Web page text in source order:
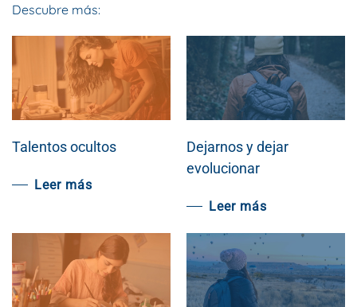
Descubre más:
Talentos ocultos
Leer más
Dejarnos y dejar
evolucionar
Leer más